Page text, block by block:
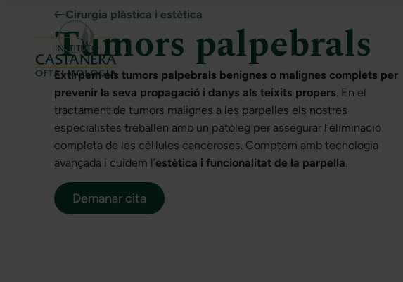
Cirurgia plàstica i estètica
Tumors palpebrals
Extirpem els tumors palpebrals benignes o malignes complets per
prevenir la seva propagació i danys als teixits propers. En el
tractament de tumors malignes a les parpelles els nostres
especialistes treballen amb un patòleg per assegurar l’eliminació
completa de les cèl·lules canceroses. Comptem amb tecnologia
avançada i cuidem l’estètica i funcionalitat de la parpella.
Demanar cita